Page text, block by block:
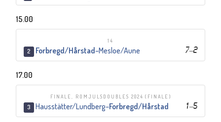
15.00
14
2 7–2
Forbregd/Hårstad–Mesloe/Aune
17.00
FINALE, ROMJULSDOUBLES 2024 (FINALE)
3 1–5
Hausstätter/Lundberg–Forbregd/Hårstad